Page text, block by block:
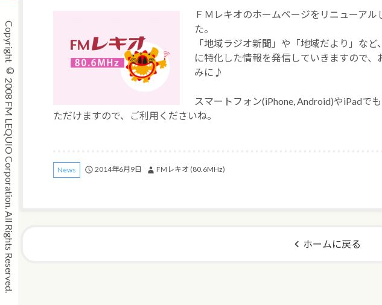
ＦＭレキオのホームページをリニューアル
た。
「地域ラジオ新聞」や「地域だより」など
に特化した情報を発信していきますので、
みに♪
スマートフォン(iPhone, Android)やiPadで
ただけますので、ご利用くださいね。
News 2014年6月9日 FMレキオ (80.6MHz)
ホームに戻る
Copyright © 2008 FM LEQUIO Corporation. All Rights Reserved.